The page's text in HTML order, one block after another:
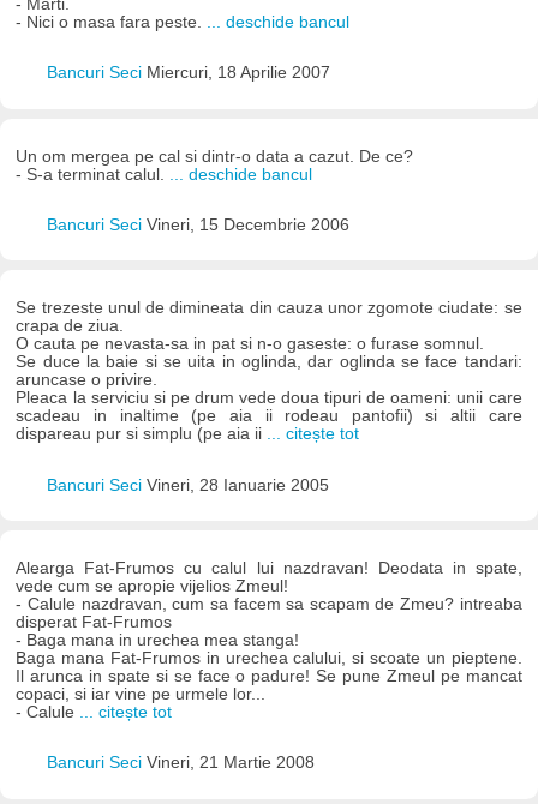
- Marti.
- Nici o masa fara peste.
... deschide bancul
Bancuri Seci Miercuri, 18 Aprilie 2007
Un om mergea pe cal si dintr-o data a cazut. De ce?
- S-a terminat calul.
... deschide bancul
Bancuri Seci Vineri, 15 Decembrie 2006
Se trezeste unul de dimineata din cauza unor zgomote ciudate: se
crapa de ziua.
O cauta pe nevasta-sa in pat si n-o gaseste: o furase somnul.
Se duce la baie si se uita in oglinda, dar oglinda se face tandari:
aruncase o privire.
Pleaca la serviciu si pe drum vede doua tipuri de oameni: unii care
scadeau in inaltime (pe aia ii rodeau pantofii) si altii care
dispareau pur si simplu (pe aia ii ... citește tot
Bancuri Seci Vineri, 28 Ianuarie 2005
Alearga Fat-Frumos cu calul lui nazdravan! Deodata in spate,
vede cum se apropie vijelios Zmeul!
- Calule nazdravan, cum sa facem sa scapam de Zmeu? intreaba
disperat Fat-Frumos
- Baga mana in urechea mea stanga!
Baga mana Fat-Frumos in urechea calului, si scoate un pieptene.
Il arunca in spate si se face o padure! Se pune Zmeul pe mancat
copaci, si iar vine pe urmele lor...
- Calule ... citește tot
Bancuri Seci Vineri, 21 Martie 2008